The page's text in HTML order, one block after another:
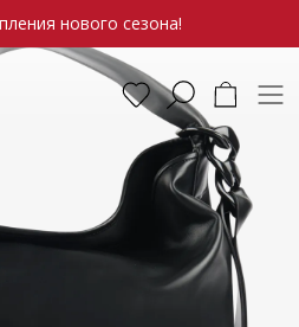
нового сезона!